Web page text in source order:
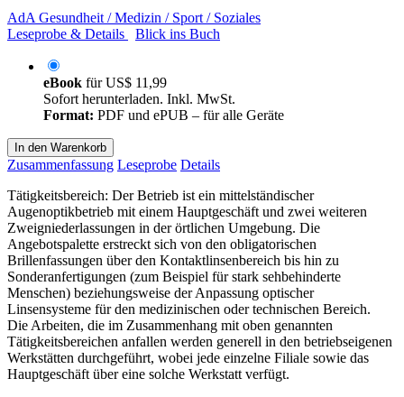
AdA Gesundheit / Medizin / Sport / Soziales
Leseprobe & Details
Blick ins Buch
eBook fürUS$ 11,99
Sofort herunterladen. Inkl. MwSt.
Format: PDF und ePUB – für alle Geräte
In den Warenkorb
Zusammenfassung Leseprobe Details
Tätigkeitsbereich: Der Betrieb ist ein mittelständischer
Augenoptikbetrieb mit einem Hauptgeschäft und zwei weiteren
Zweigniederlassungen in der örtlichen Umgebung. Die
Angebotspalette erstreckt sich von den obligatorischen
Brillenfassungen über den Kontaktlinsenbereich bis hin zu
Sonderanfertigungen (zum Beispiel für stark sehbehinderte
Menschen) beziehungsweise der Anpassung optischer
Linsensysteme für den medizinischen oder technischen Bereich.
Die Arbeiten, die im Zusammenhang mit oben genannten
Tätigkeitsbereichen anfallen werden generell in den betriebseigenen
Werkstätten durchgeführt, wobei jede einzelne Filiale sowie das
Hauptgeschäft über eine solche Werkstatt verfügt.